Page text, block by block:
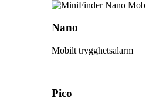
Nano
Mobilt trygghetsalarm
Pico